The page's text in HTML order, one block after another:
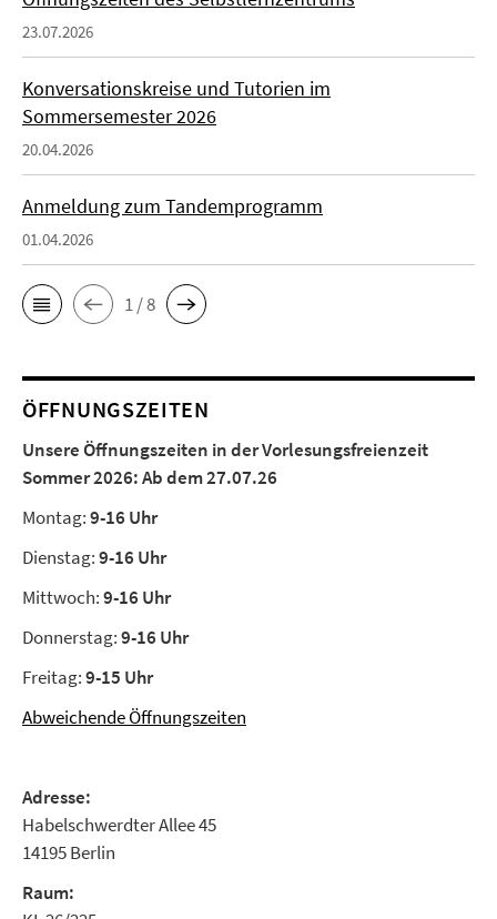
23.07.2026
Konversationskreise und Tutorien im
Sommersemester 2026
20.04.2026
Anmeldung zum Tandemprogramm
01.04.2026
1 / 8
ÖFFNUNGSZEITEN
Unsere Öffnungszeiten in der Vorlesungsfreienzeit
Sommer 2026:Ab dem 27.07.26
Montag:9-16 Uhr
Dienstag:9-16 Uhr
Mittwoch:9-16 Uhr
Donnerstag:9-16 Uhr
Freitag:9-15 Uhr
Abweichende Öffnungszeiten
Adresse:
Habelschwerdter Allee 45
14195 Berlin
Raum: